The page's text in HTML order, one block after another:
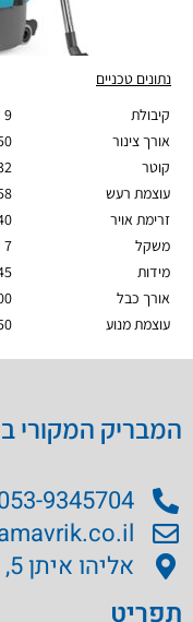
נתונים טכניים
קיבולת
9 ליטר
אורך צינור
קוטר
32
עוצמת רעש
dB
זרימת אויר
40 ליטר
משקל
7 ק"ג
מידות
אורך כבל
עוצמת מנוע
המבריק המקורי
9345704
אליהו איתן 5, ראשון לציון
תפריט